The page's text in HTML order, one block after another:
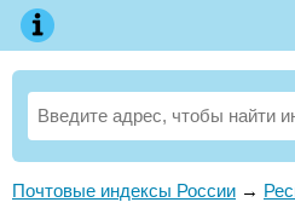
Почтовые индексы России →